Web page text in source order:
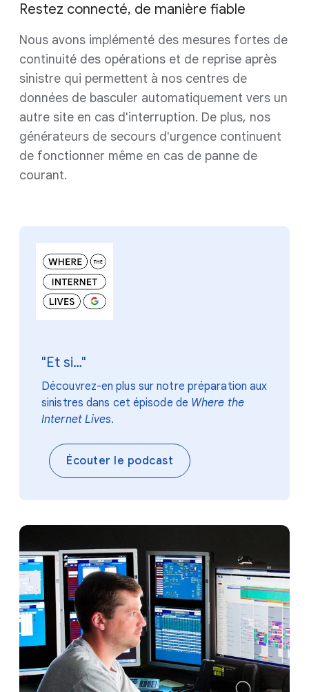
Restez connecté, de manière fiable
Nous avons implémenté des mesures fortes de
continuité des opérations et de reprise après
sinistre qui permettent à nos centres de
données de basculer automatiquement vers un
autre site en cas d'interruption. De plus, nos
générateurs de secours d'urgence continuent
de fonctionner même en cas de panne de
courant.
"Et si…"
Découvrez-en plus sur notre préparation aux
sinistres dans cet épisode de Where the
Internet Lives.
Écouter le podcast